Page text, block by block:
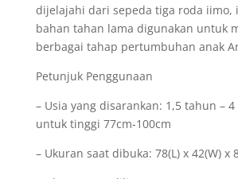
dijelajahi dari sepeda tiga roda iimo,
bahan tahan lama digunakan untuk
berbagai tahap pertumbuhan anak
Petunjuk Penggunaan
– Usia yang disarankan: 1,5 tahun –
untuk tinggi 77cm-100cm
– Ukuran saat dibuka: 78(L) x 42(W) x